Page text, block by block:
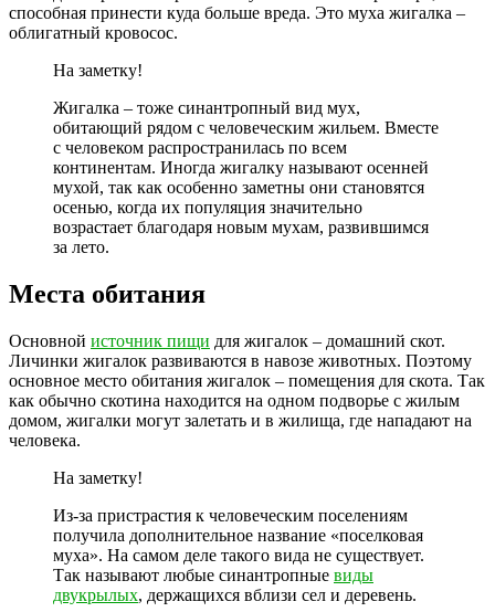
способная принести куда больше вреда. Это муха жигалка –
облигатный кровосос.
На заметку!
Жигалка – тоже синантропный вид мух,
обитающий рядом с человеческим жильем. Вместе
с человеком распространилась по всем
континентам. Иногда жигалку называют осенней
мухой, так как особенно заметны они становятся
осенью, когда их популяция значительно
возрастает благодаря новым мухам, развившимся
за лето.
Места обитания
Основной источник пищи для жигалок – домашний скот.
Личинки жигалок развиваются в навозе животных. Поэтому
основное место обитания жигалок – помещения для скота. Так
как обычно скотина находится на одном подворье с жилым
домом, жигалки могут залетать и в жилища, где нападают на
человека.
На заметку!
Из-за пристрастия к человеческим поселениям
получила дополнительное название «поселковая
муха». На самом деле такого вида не существует.
Так называют любые синантропные виды
двукрылых, держащихся вблизи сел и деревень.